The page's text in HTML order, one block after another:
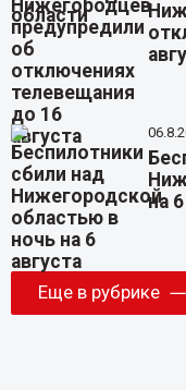
на
Еще в рубрике